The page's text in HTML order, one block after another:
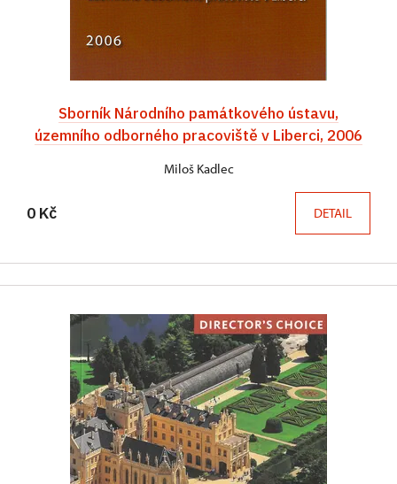
Sborník Národního památkového ústavu,
územního odborného pracoviště v Liberci, 2006
Miloš Kadlec
0 Kč DETAIL